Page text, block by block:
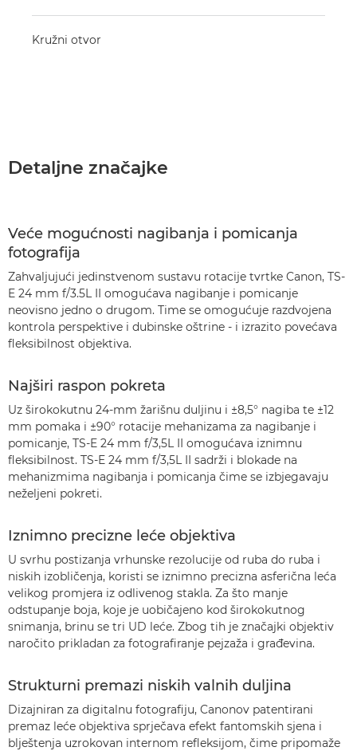
Kružni otvor
Detaljne značajke
Veće mogućnosti nagibanja i pomicanja
fotografija
Zahvaljujući jedinstvenom sustavu rotacije tvrtke Canon, TS-
E 24 mm f/3.5L II omogućava nagibanje i pomicanje
neovisno jedno o drugom. Time se omogućuje razdvojena
kontrola perspektive i dubinske oštrine - i izrazito povećava
fleksibilnost objektiva.
Najširi raspon pokreta
Uz širokokutnu 24-mm žarišnu duljinu i ±8,5° nagiba te ±12
mm pomaka i ±90° rotacije mehanizama za nagibanje i
pomicanje, TS-E 24 mm f/3,5L II omogućava iznimnu
fleksibilnost. TS-E 24 mm f/3,5L II sadrži i blokade na
mehanizmima nagibanja i pomicanja čime se izbjegavaju
neželjeni pokreti.
Iznimno precizne leće objektiva
U svrhu postizanja vrhunske rezolucije od ruba do ruba i
niskih izobličenja, koristi se iznimno precizna asferična leća
velikog promjera iz odlivenog stakla. Za što manje
odstupanje boja, koje je uobičajeno kod širokokutnog
snimanja, brinu se tri UD leće. Zbog tih je značajki objektiv
naročito prikladan za fotografiranje pejzaža i građevina.
Strukturni premazi niskih valnih duljina
Dizajniran za digitalnu fotografiju, Canonov patentirani
premaz leće objektiva sprječava efekt fantomskih sjena i
blještenja uzrokovan internom refleksijom, čime pripomaže